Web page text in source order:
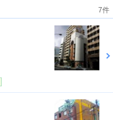
7件